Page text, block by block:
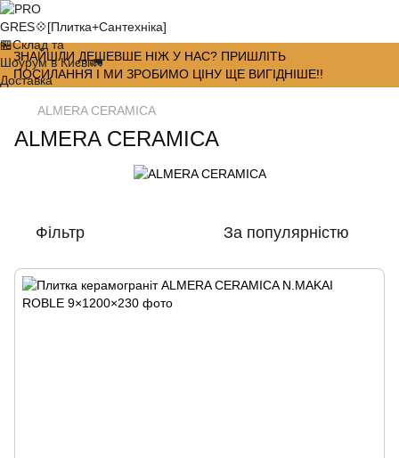
ЗНАЙШЛИ ДЕШЕВШЕ НІЖ У НАС? ПРИШЛІТЬ
ПОСИЛАННЯ І МИ ЗРОБИМО ЦІНУ ЩЕ ВИГІДНІШЕ!!
ALMERA CERAMICA
ALMERA CERAMICA
Фільтр За популярністю